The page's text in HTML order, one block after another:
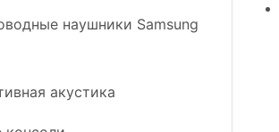
наушники Samsung
акустика